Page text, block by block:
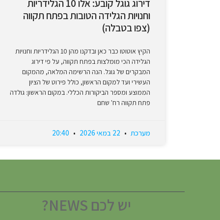
דירוג גוגל קובע: אלו 10 הגלידריות
וחנויות הגלידה הטובות בפתח תקווה
(צפו בטבלה)
הקיץ אוטוטו כבר כאן ובדקנו מהן 10 הגלידריות וחנויות
הגלידה הכי מומלצות בפתח תקווה, על פי דירוג
המבקרים של גוגל. הנה הרשימה המלאה, מהמקום
העשירי ועד למקום הראשון, כולל פירוט של הציון
הממוצע ומספר הביקורות הכללי. במקום הראשון: גולדה
פתח תקווה רח' שחם
מערכת
יש לכם NEWS?